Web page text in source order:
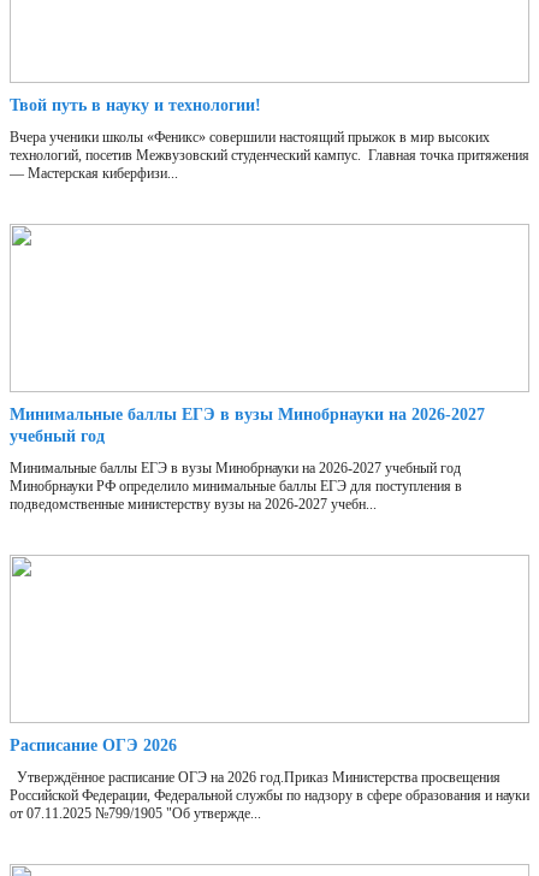
Твой путь в науку и технологии!
Вчера ученики школы «Феникс» совершили настоящий прыжок в мир высоких
технологий, посетив Межвузовский студенческий кампус. Главная точка притяжения
— Мастерская киберфизи...
Минимальные баллы ЕГЭ в вузы Минобрнауки на 2026-2027
учебный год
Минимальные баллы ЕГЭ в вузы Минобрнауки на 2026-2027 учебный год
Минобрнауки РФ определило минимальные баллы ЕГЭ для поступления в
подведомственные министерству вузы на 2026-2027 учебн...
Расписание ОГЭ 2026
Утверждённое расписание ОГЭ на 2026 год.Приказ Министерства просвещения
Российской Федерации, Федеральной службы по надзору в сфере образования и науки
от 07.11.2025 №799/1905 "Об утвержде...